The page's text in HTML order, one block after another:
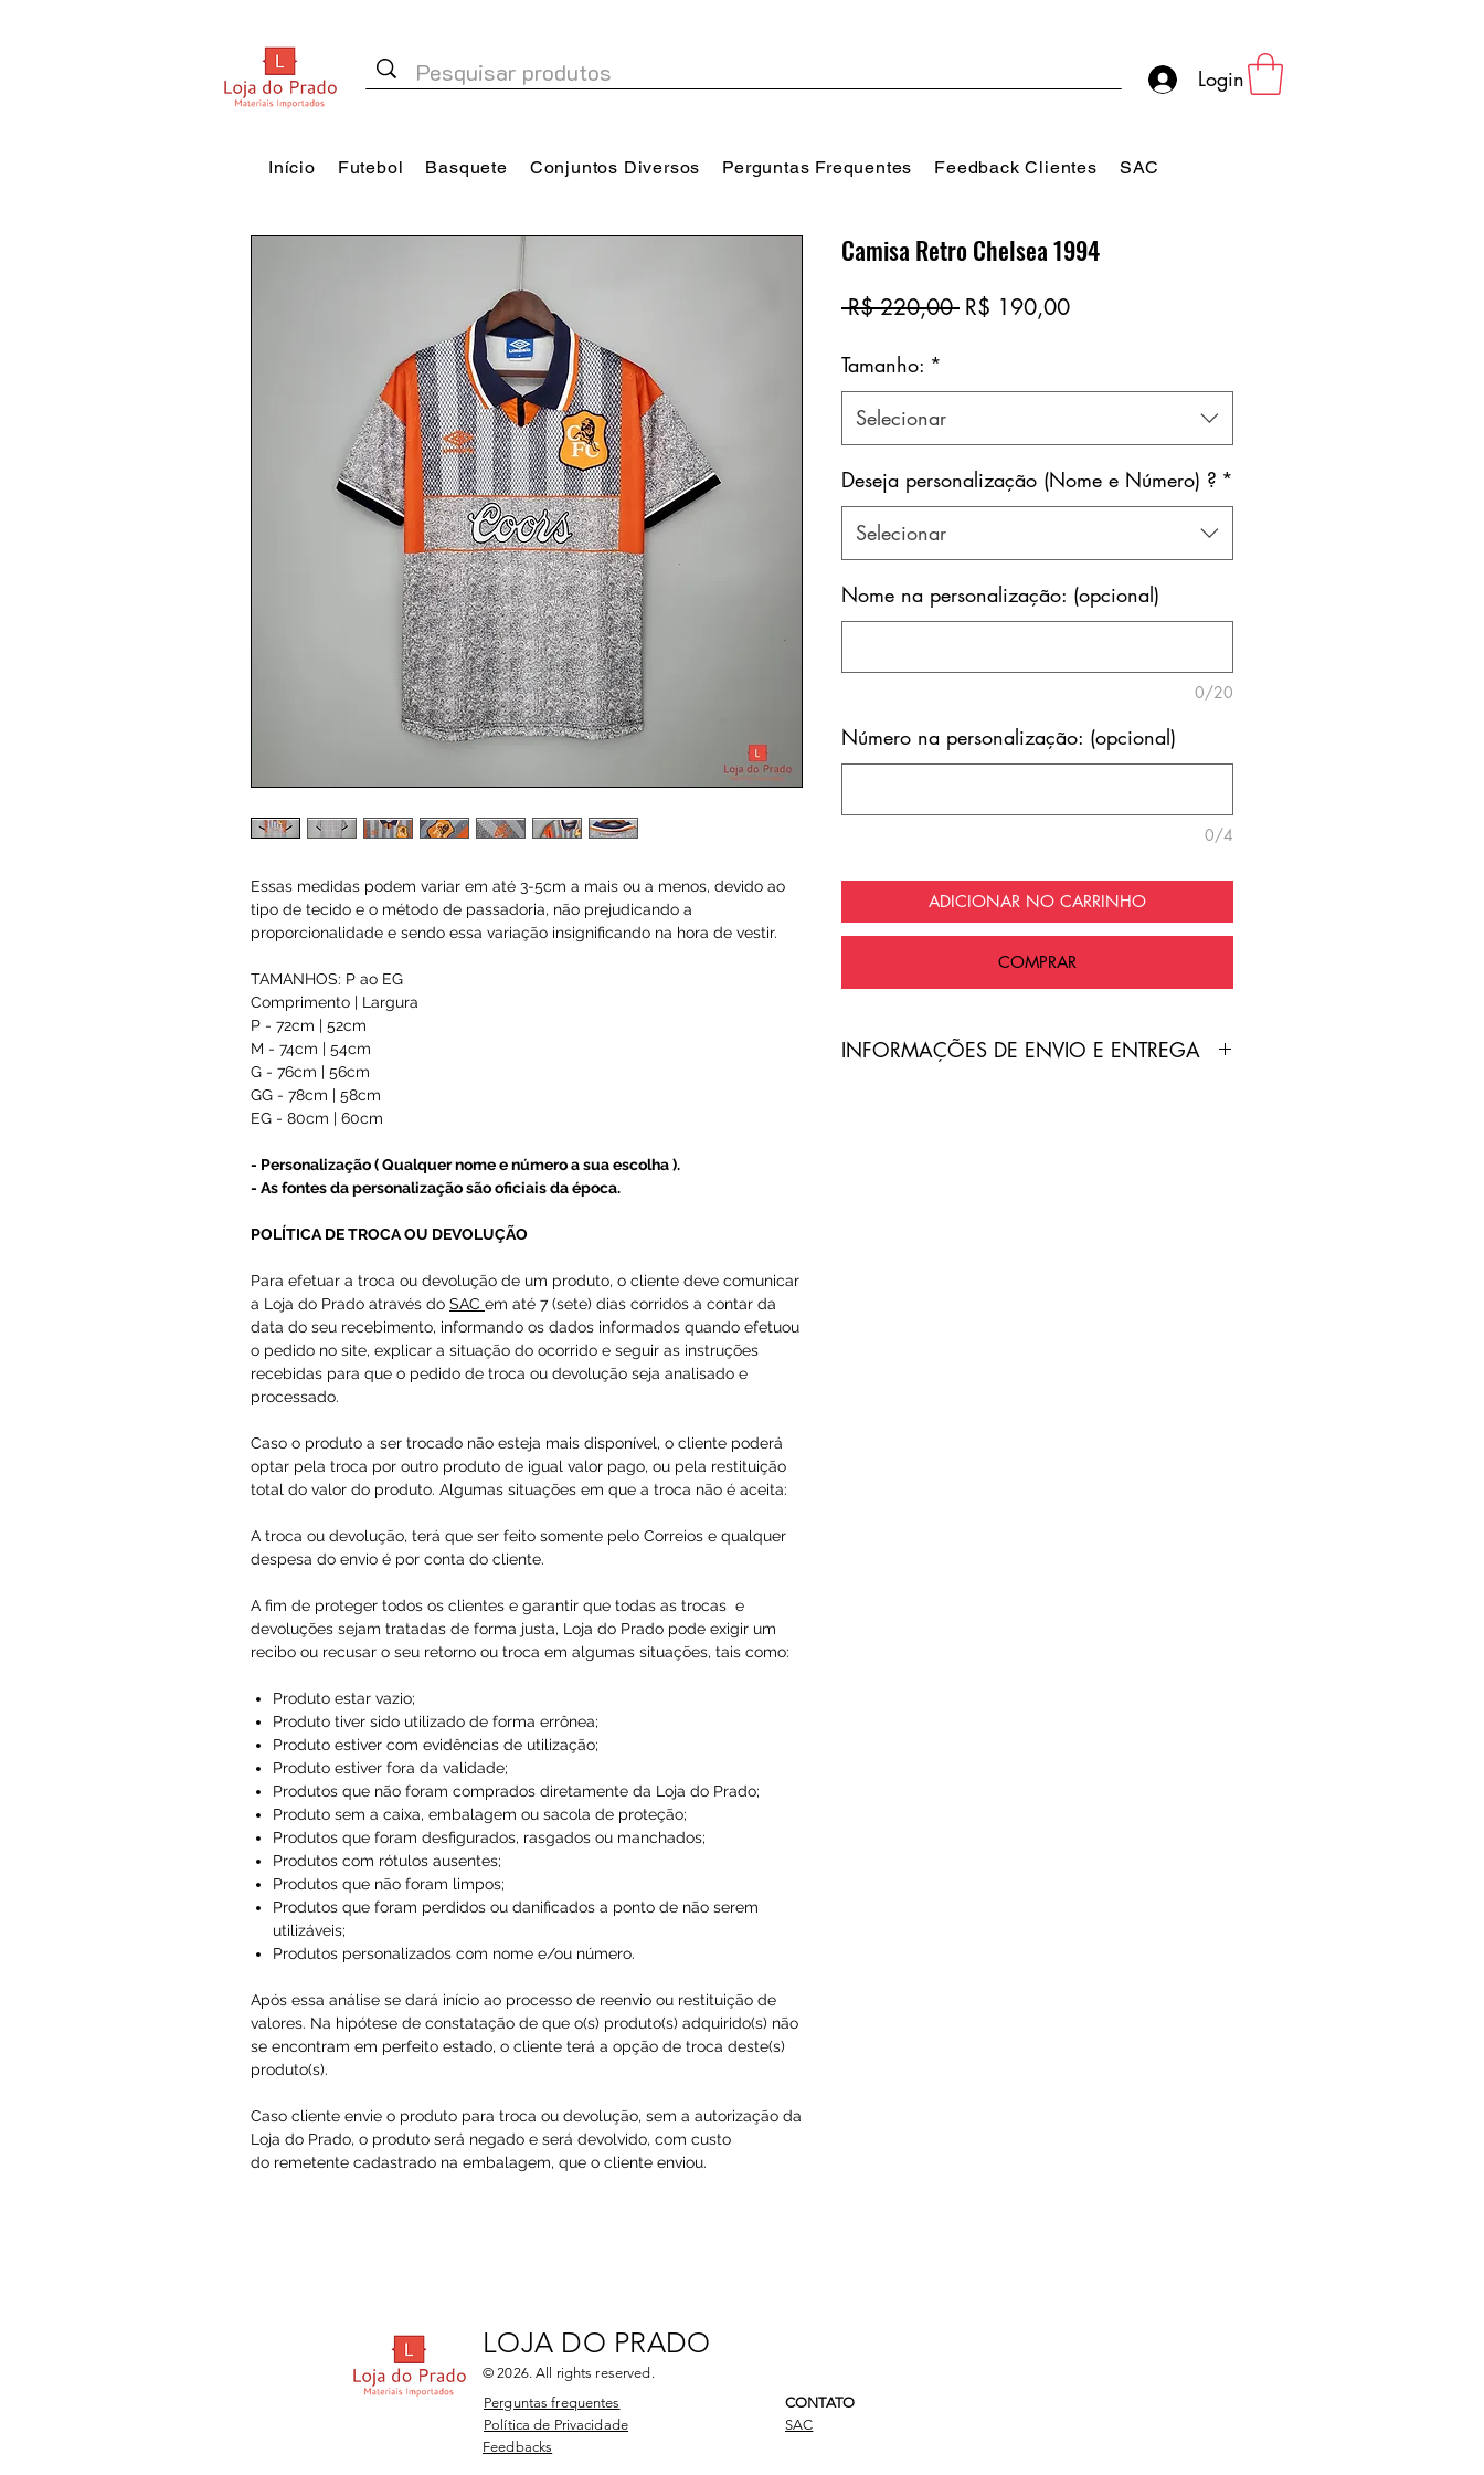
Login
Início Futebol Basquete Conjuntos Diversos Perguntas Frequentes Feedback Clientes SAC
Essas medidas podem variar em até 3-5cm a mais ou a menos, devido ao
tipo de tecido e o método de passadoria, não prejudicando a
proporcionalidade e sendo essa variação insignificando na hora de vestir.
TAMANHOS: P ao EG
Comprimento | Largura
P - 72cm | 52cm
M - 74cm | 54cm
G - 76cm | 56cm
GG - 78cm | 58cm
EG - 80cm | 60cm
- Personalização ( Qualquer nome e número a sua escolha ).
- As fontes da personalização são oficiais da época.
POLÍTICA DE TROCA OU DEVOLUÇÃO
Para efetuar a troca ou devolução de um produto, o cliente deve comunicar
a Loja do Prado através do SAC em até 7 (sete) dias corridos a contar da
data do seu recebimento, informando os dados informados quando efetuou
o pedido no site, explicar a situação do ocorrido e seguir as instruções
recebidas para que o pedido de troca ou devolução seja analisado e
processado.
Caso o produto a ser trocado não esteja mais disponível, o cliente poderá
optar pela troca por outro produto de igual valor pago, ou pela restituição
total do valor do produto. Algumas situações em que a troca não é aceita:
A troca ou devolução, terá que ser feito somente pelo Correios e qualquer
despesa do envio é por conta do cliente.
A fim de proteger todos os clientes e garantir que todas as trocas e
devoluções sejam tratadas de forma justa, Loja do Prado pode exigir um
recibo ou recusar o seu retorno ou troca em algumas situações, tais como:
Produto estar vazio;
Produto tiver sido utilizado de forma errônea;
Produto estiver com evidências de utilização;
Produto estiver fora da validade;
Produtos que não foram comprados diretamente da Loja do Prado;
Produto sem a caixa, embalagem ou sacola de proteção;
Produtos que foram desfigurados, rasgados ou manchados;
Produtos com rótulos ausentes;
Produtos que não foram limpos;
Produtos que foram perdidos ou danificados a ponto de não serem
utilizáveis;
Produtos personalizados com nome e/ou número.
Após essa análise se dará início ao processo de reenvio ou restituição de
valores. Na hipótese de constatação de que o(s) produto(s) adquirido(s) não
se encontram em perfeito estado, o cliente terá a opção de troca deste(s)
produto(s).
Caso cliente envie o produto para troca ou devolução, sem a autorização da
Loja do Prado, o produto será negado e será devolvido, com custo
do remetente cadastrado na embalagem, que o cliente enviou.​
Camisa Retro Chelsea 1994
R$ 220,00 Preço
R$ 190,00Preço
Tamanho: *
Selecionar
Deseja personalização (Nome e Número) ? *
Selecionar
Nome na personalização: (opcional)
0/20
Número na personalização: (opcional)
0/4
ADICIONAR NO CARRINHO
COMPRAR
​INFORMAÇÕES DE ENVIO E ENTREGA
LOJA DO PRADO
© 2026. All rights reserved.
Perguntas frequentes
Política de Privacidade
CONTATO
SAC
Feedbacks